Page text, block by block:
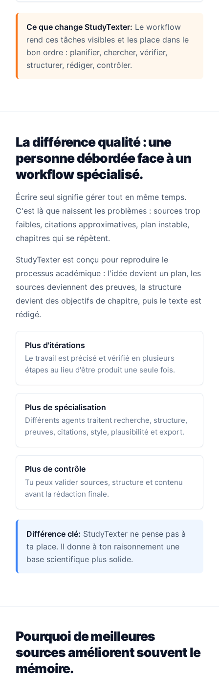
Ce que change StudyTexter: Le workflow
rend ces tâches visibles et les place dans le
bon ordre : planifier, chercher, vérifier,
structurer, rédiger, contrôler.
La différence qualité : une
personne débordée face à un
workflow spécialisé.
Écrire seul signifie gérer tout en même temps.
C'est là que naissent les problèmes : sources trop
faibles, citations approximatives, plan instable,
chapitres qui se répètent.
StudyTexter est conçu pour reproduire le
processus académique : l'idée devient un plan, les
sources deviennent des preuves, la structure
devient des objectifs de chapitre, puis le texte est
rédigé.
Plus d'itérations
Le travail est précisé et vérifié en plusieurs
étapes au lieu d'être produit une seule fois.
Plus de spécialisation
Différents agents traitent recherche, structure,
preuves, citations, style, plausibilité et export.
Plus de contrôle
Tu peux valider sources, structure et contenu
avant la rédaction finale.
Différence clé: StudyTexter ne pense pas à
ta place. Il donne à ton raisonnement une
base scientifique plus solide.
Pourquoi de meilleures
sources améliorent souvent le
mémoire.